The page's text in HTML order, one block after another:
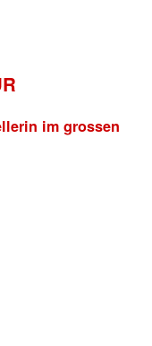
im grossen